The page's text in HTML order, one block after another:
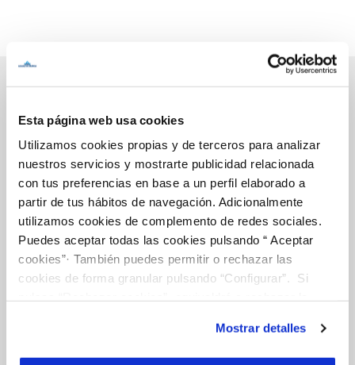
Esta página web usa cookies
Utilizamos cookies propias y de terceros para analizar
nuestros servicios y mostrarte publicidad relacionada
con tus preferencias en base a un perfil elaborado a
partir de tus hábitos de navegación. Adicionalmente
utilizamos cookies de complemento de redes sociales.
Puedes aceptar todas las cookies pulsando “ Aceptar
cookies”· También puedes permitir o rechazar las
cookies de forma granular pulsando “Configurar”. Si
son indispensables para que el sitio web funcione y que
por tanto no se pueden desactivar. Puedes consultar
Mostrar detalles
Inicio
Gestiones Online
FACTURAS, PAGOS Y CONSUMOS
CONTRATOS